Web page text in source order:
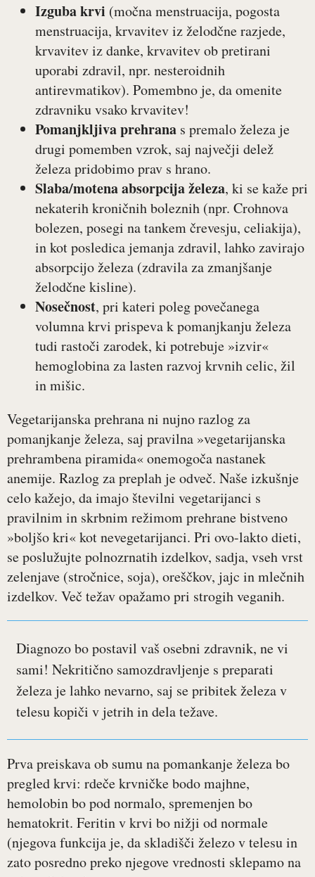
Izguba krvi (močna menstruacija, pogosta
menstruacija, krvavitev iz želodčne razjede,
krvavitev iz danke, krvavitev ob pretirani
uporabi zdravil, npr. nesteroidnih
antirevmatikov). Pomembno je, da omenite
zdravniku vsako krvavitev!
Pomanjkljiva prehrana s premalo železa je
drugi pomemben vzrok, saj največji delež
železa pridobimo prav s hrano.
Slaba/motena absorpcija železa, ki se kaže pri
nekaterih kroničnih boleznih (npr. Crohnova
bolezen, posegi na tankem črevesju, celiakija),
in kot posledica jemanja zdravil, lahko zavirajo
absorpcijo železa (zdravila za zmanjšanje
želodčne kisline).
Nosečnost, pri kateri poleg povečanega
volumna krvi prispeva k pomanjkanju železa
tudi rastoči zarodek, ki potrebuje »izvir«
hemoglobina za lasten razvoj krvnih celic, žil
in mišic.
Vegetarijanska prehrana ni nujno razlog za
pomanjkanje železa, saj pravilna »vegetarijanska
prehrambena piramida« onemogoča nastanek
anemije. Razlog za preplah je odveč. Naše izkušnje
celo kažejo, da imajo številni vegetarijanci s
pravilnim in skrbnim režimom prehrane bistveno
»boljšo kri« kot nevegetarijanci. Pri ovo-lakto dieti,
se poslužujte polnozrnatih izdelkov, sadja, vseh vrst
zelenjave (stročnice, soja), oreščkov, jajc in mlečnih
izdelkov. Več težav opažamo pri strogih veganih.
Diagnozo bo postavil vaš osebni zdravnik, ne vi
sami! Nekritično samozdravljenje s preparati
železa je lahko nevarno, saj se pribitek železa v
telesu kopiči v jetrih in dela težave.
Prva preiskava ob sumu na pomankanje železa bo
pregled krvi: rdeče krvničke bodo majhne,
hemolobin bo pod normalo, spremenjen bo
hematokrit. Feritin v krvi bo nižji od normale
(njegova funkcija je, da skladišči železo v telesu in
zato posredno preko njegove vrednosti sklepamo na